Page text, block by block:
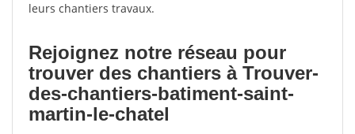
leurs chantiers travaux.
Rejoignez notre réseau pour
trouver des chantiers à Trouver-
des-chantiers-batiment-saint-
martin-le-chatel